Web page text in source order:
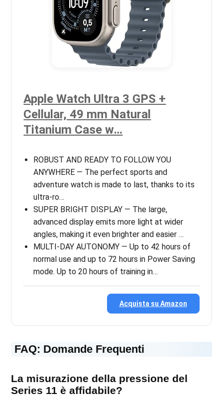
Apple Watch Ultra 3 GPS +
Cellular, 49 mm Natural
Titanium Case w…
ROBUST AND READY TO FOLLOW YOU
ANYWHERE — The perfect sports and
adventure watch is made to last, thanks to its
ultra-ro…
SUPER BRIGHT DISPLAY — The large,
advanced display emits more light at wider
angles, making it even brighter and easier …
MULTI-DAY AUTONOMY — Up to 42 hours of
normal use and up to 72 hours in Power Saving
mode. Up to 20 hours of training in…
Acquista su Amazon
FAQ: Domande Frequenti
La misurazione della pressione del
Series 11 è affidabile?